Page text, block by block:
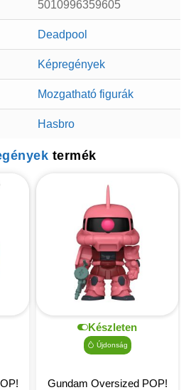
5010996359605
Deadpool
Képregények
Mozgatható figurák
Hasbro
termék
Készleten
Újdonság
Gundam Oversized POP!